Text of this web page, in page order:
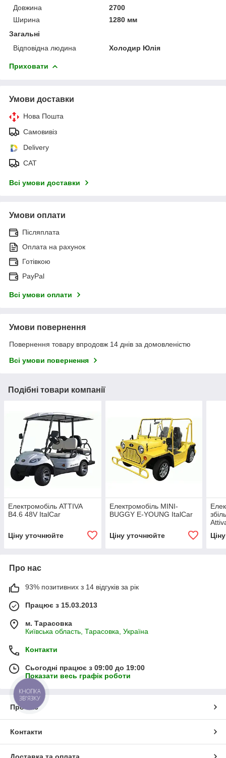
Довжина
2700
Ширина
1280 мм
Загальні
Відповідна людина
Холодир Юлія
Приховати
Умови доставки
Нова Пошта
Самовивіз
Delivery
САТ
Всі умови доставки
Умови оплати
Післяплата
Оплата на рахунок
Готівкою
PayPal
Всі умови оплати
Умови повернення
Повернення товару впродовж 14 днів за домовленістю
Всі умови повернення
Подібні товари компанії
Електромобіль ATTIVA
B4.6 48V ItalCar
Ціну уточнюйте
Електромобіль MINI-
BUGGY E-YOUNG ItalCar
Ціну уточнюйте
Про нас
93% позитивних з 14 відгуків за рік
Працює з 15.03.2013
м. Тарасовка
Київська область, Тарасовка, Україна
Контакти
Сьогодні працює з 09:00 до 19:00
Показати весь графік роботи
Про нас
Контакти
КНОПКА
ЗВ'ЯЗКУ